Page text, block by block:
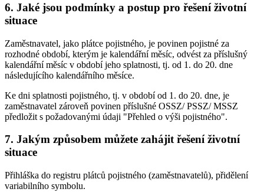
6. Jaké jsou podmínky a postup pro řešení životní
situace
Zaměstnavatel, jako plátce pojistného, je povinen pojistné za
rozhodné období, kterým je kalendářní měsíc, odvést za příslušný
kalendářní měsíc v období jeho splatnosti, tj. od 1. do 20. dne
následujícího kalendářního měsíce.
Ke dni splatnosti pojistného, tj. v období od 1. do 20. dne, je
zaměstnavatel zároveň povinen příslušné OSSZ/ PSSZ/ MSSZ
předložit s požadovanými údaji "Přehled o výši pojistného".
7. Jakým způsobem můžete zahájit řešení životní
situace
Přihláška do registru plátců pojistného (zaměstnavatelů), přidělení
variabilního symbolu.